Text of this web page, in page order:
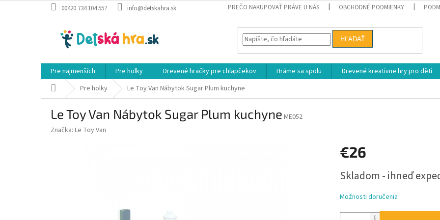
na
00420 734 104 557 info@detskahra.sk PREČO NAKUPOVAŤ PRÁVE U NÁS OBCHODNÉ PODMIENKY
HĽADAŤ
Pre najmenších Pre holky Drevené hračky pre chlapčekov Hráme sa spolu Drevené kreativne hry pro děti
DomovPre holky Le Toy Van Nábytok Sugar Plum kuchyne
Le Toy Van Nábytok Sugar Plum kuchyne ME052
Značka: Le Toy Van
€26
cena:
Skladom - ihneď
Možnosti doručenia